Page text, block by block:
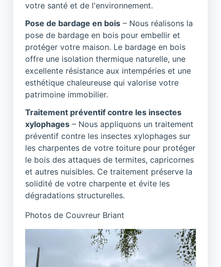
votre santé et de l'environnement.
Pose de bardage en bois – Nous réalisons la
pose de bardage en bois pour embellir et
protéger votre maison. Le bardage en bois
offre une isolation thermique naturelle, une
excellente résistance aux intempéries et une
esthétique chaleureuse qui valorise votre
patrimoine immobilier.
Traitement préventif contre les insectes
xylophages – Nous appliquons un traitement
préventif contre les insectes xylophages sur
les charpentes de votre toiture pour protéger
le bois des attaques de termites, capricornes
et autres nuisibles. Ce traitement préserve la
solidité de votre charpente et évite les
dégradations structurelles.
Photos de Couvreur Briant